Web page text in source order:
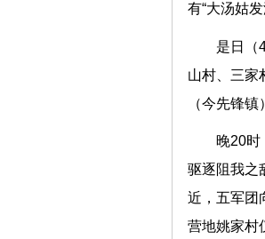
有“大汤姑发
是日（
山村、三家
（今先锋镇
晚20时
驱逐阻我之
近，五军团
营地姚家村